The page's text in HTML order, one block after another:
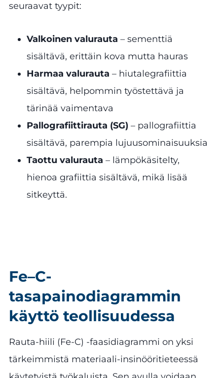
seuraavat tyypit:
Valkoinen valurauta – sementtiä
sisältävä, erittäin kova mutta hauras
Harmaa valurauta – hiutalegrafiittia
sisältävä, helpommin työstettävä ja
tärinää vaimentava
Pallografiittirauta (SG) – pallografiittia
sisältävä, parempia lujuusominaisuuksia
Taottu valurauta – lämpökäsitelty,
hienoa grafiittia sisältävä, mikä lisää
sitkeyttä.
Fe–C-
tasapainodiagrammin
käyttö teollisuudessa
Rauta-hiili (Fe-C) -faasidiagrammi on yksi
tärkeimmistä materiaali-insinööritieteessä